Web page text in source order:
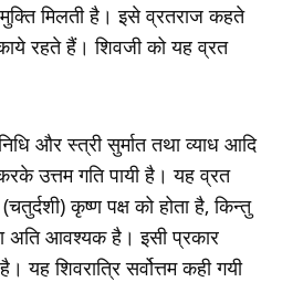
मिलती है। इसे व्रतराज कहते
रहते हैं। शिवजी को यह व्रत
और स्त्री सुर्मात तथा व्याध आदि
उत्तम गति पायी है। यह व्रत
कृष्ण पक्ष को होता है, किन्तु
अति आवश्यक है। इसी प्रकार
यह शिवरात्रि सर्वोत्तम कही गयी